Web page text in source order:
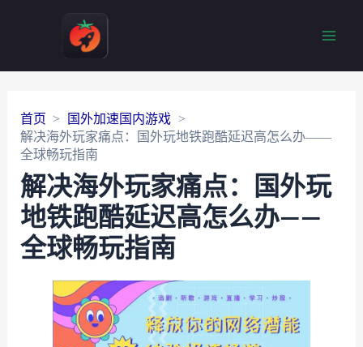
首页
国外加速国内游戏
解决海外玩家痛点：国外玩地铁跑酷延迟高怎么办——
全球畅玩指南
解决海外玩家痛点：国外玩
地铁跑酷延迟高怎么办——
全球畅玩指南